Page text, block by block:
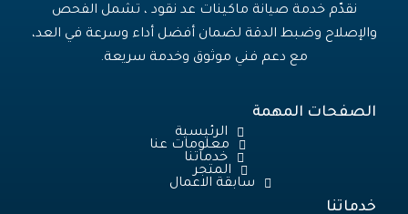
نقدّم خدمة صيانة ماكينات عد نقود ، تشمل الفحص
والإصلاح وضبط الدقة لضمان أفضل أداء وسرعة في العد،
مع دعم فني موثوق وخدمة سريعة.
الصفحات المهمة
الرئيسية
معلومات عنا
خدماتنا
المتجر
سابقة الاعمال
خدماتنا